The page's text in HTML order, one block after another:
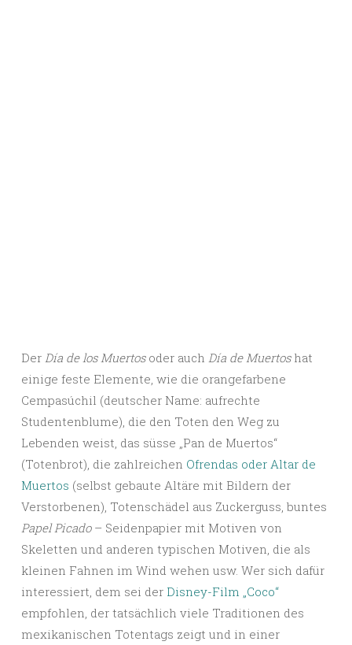
Der Día de los Muertosoder auch Día de Muertoshat
einige feste Elemente, wie die orangefarbene
Cempasúchil (deutscher Name: aufrechte
Studentenblume), die den Toten den Weg zu
Lebenden weist, das süsse „Pan de Muertos“
(Totenbrot), die zahlreichen Ofrendas oder Altar de
Muertos (selbst gebaute Altäre mit Bildern der
Verstorbenen), Totenschädel aus Zuckerguss, buntes
Papel Picado– Seidenpapier mit Motiven von
Skeletten und anderen typischen Motiven, die als
kleinen Fahnen im Wind wehen usw. Wer sich dafür
interessiert, dem sei der Disney-Film „Coco“
empfohlen, der tatsächlich viele Traditionen des
mexikanischen Totentags zeigt und in einer